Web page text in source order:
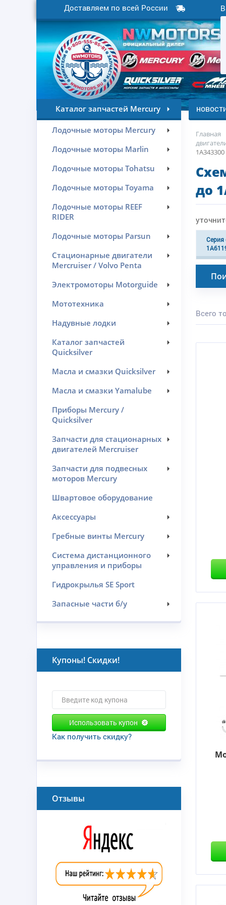
Доставляем по всей России
Каталог запчастей Mercury
Лодочные моторы Mercury
Лодочные моторы Marlin
Лодочные моторы Tohatsu
Лодочные моторы Toyama
Лодочные моторы REEF
RIDER
Лодочные моторы Parsun
Стационарные двигатели
Mercruiser / Volvo Penta
Электромоторы Motorguide
Мототехника
Надувные лодки
Каталог запчастей
Quicksilver
Масла и смазки Quicksilver
Масла и смазки Yamalube
Приборы Mercury /
Quicksilver
Запчасти для стационарных
двигателей Mercruiser
Запчасти для подвесных
моторов Mercury
Швартовое оборудование
Аксессуары
Гребные винты Mercury
Система дистанционного
управления и приборы
Гидрокрылья SE Sport
Запасные части б/у
Купоны! Скидки!
Использовать купон
Как получить скидку?
Отзывы
Главная
до
Серия
Всего